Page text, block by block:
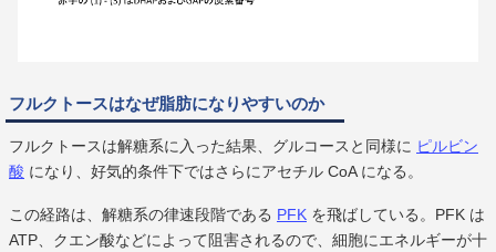
フルクトースはなぜ脂肪になりやすいのか
フルクトースは解糖系に入った結果、グルコースと同様に ピルビン
酸 になり、好気的条件下ではさらにアセチル CoA になる。
この経路は、解糖系の律速段階である PFK を飛ばしている。PFK は
ATP、クエン酸などによって阻害されるので、細胞にエネルギーが十